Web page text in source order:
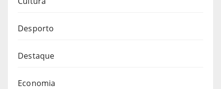
Desporto
Destaque
Economia